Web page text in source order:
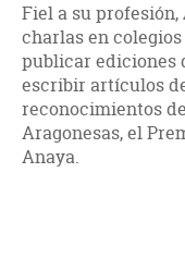
Fiel a su profesión,
charlas en
publicar ediciones
escribir artículos
reconocimientos
Aragonesas, el
Anaya.